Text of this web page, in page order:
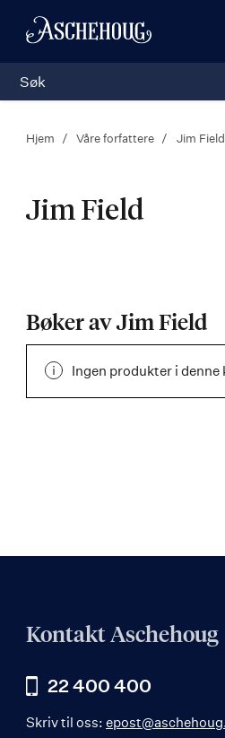
Hjem Våre forfattere Jim Field
Jim Field
Bøker av Jim Field
Ingen produkter i denne
Kontakt Aschehoug
22 400 400
Skriv til oss: